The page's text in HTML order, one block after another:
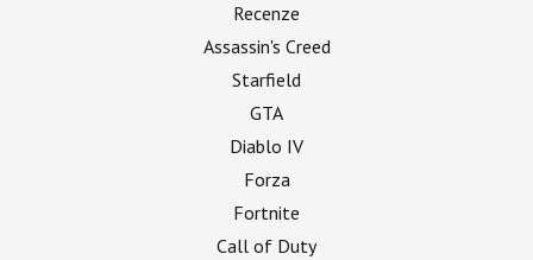
Recenze
Assassin's Creed
Starfield
GTA
Diablo IV
Forza
Fortnite
Call of Duty